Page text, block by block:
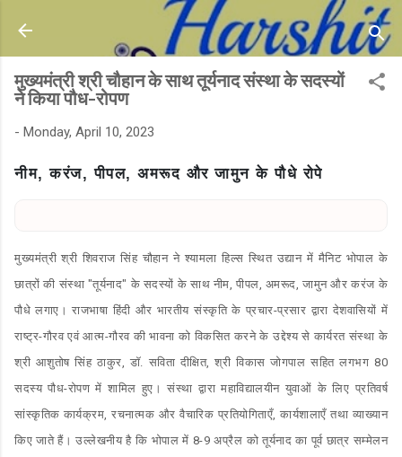
Skip to main content
मुख्यमंत्री श्री चौहान के साथ तूर्यनाद संस्था के सदस्यों
ने किया पौध-रोपण
- Monday, April 10, 2023
नीम, करंज, पीपल, अमरूद और जामुन के पौधे रोपे
मुख्यमंत्री श्री शिवराज सिंह चौहान ने श्यामला हिल्स स्थित उद्यान में मैनिट भोपाल के
छात्रों की संस्था "तूर्यनाद" के सदस्यों के साथ नीम, पीपल, अमरूद, जामुन और करंज के
पौधे लगाए। राजभाषा हिंदी और भारतीय संस्कृति के प्रचार-प्रसार द्वारा देशवासियों में
राष्ट्र-गौरव एवं आत्म-गौरव की भावना को विकसित करने के उद्देश्य से कार्यरत संस्था के
श्री आशुतोष सिंह ठाकुर, डॉ. सविता दीक्षित, श्री विकास जोगपाल सहित लगभग 80
सदस्य पौध-रोपण में शामिल हुए। संस्था द्वारा महाविद्यालयीन युवाओं के लिए प्रतिवर्ष
सांस्कृतिक कार्यक्रम, रचनात्मक और वैचारिक प्रतियोगिताएँ, कार्यशालाएँ तथा व्याख्यान
किए जाते हैं। उल्लेखनीय है कि भोपाल में 8-9 अप्रैल को तूर्यनाद का पूर्व छात्र सम्मेलन